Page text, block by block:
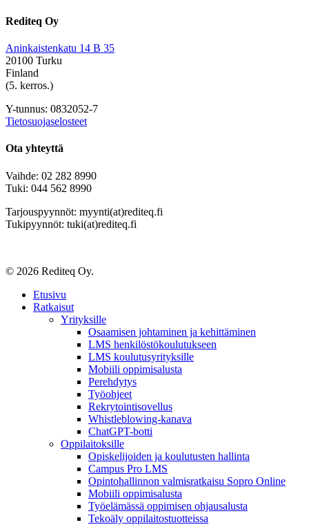
Rediteq Oy
Aninkaistenkatu 14 B 35
20100 Turku
Finland
(5. kerros.)
Y-tunnus: 0832052-7
Tietosuojaselosteet
Ota yhteyttä
Vaihde: 02 282 8990
Tuki: 044 562 8990
Tarjouspyynnöt: myynti(at)rediteq.fi
Tukipyynnöt: tuki(at)rediteq.fi
© 2026 Rediteq Oy.
Close
Menu
Etusivu
Ratkaisut
Yrityksille
Osaamisen johtaminen ja kehittäminen
LMS henkilöstökoulutukseen
LMS koulutusyrityksille
Mobiili oppimisalusta
Perehdytys
Työohjeet
Rekrytointisovellus
Whistleblowing-kanava
ChatGPT-botti
Oppilaitoksille
Opiskelijoiden ja koulutusten hallinta
Campus Pro LMS
Opintohallinnon valmisratkaisu Sopro Online
Mobiili oppimisalusta
Työelämässä oppimisen ohjausalusta
Tekoäly oppilaitostuotteissa